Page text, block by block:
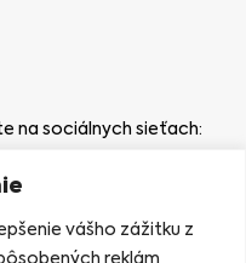
vášho zážitku z
reklám
na sociálnych sieťach: